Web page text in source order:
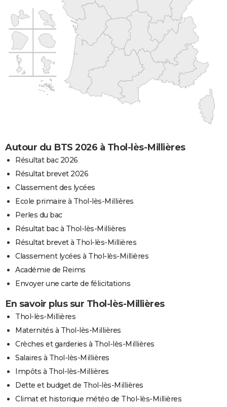
Autour du BTS 2026 à Thol-lès-Millières
Résultat bac 2026
Résultat brevet 2026
Classement des lycées
Ecole primaire à Thol-lès-Millières
Perles du bac
Résultat bac à Thol-lès-Millières
Résultat brevet à Thol-lès-Millières
Classement lycées à Thol-lès-Millières
Académie de Reims
Envoyer une carte de félicitations
En savoir plus sur Thol-lès-Millières
Thol-lès-Millières
Maternités à Thol-lès-Millières
Crèches et garderies à Thol-lès-Millières
Salaires à Thol-lès-Millières
Impôts à Thol-lès-Millières
Dette et budget de Thol-lès-Millières
Climat et historique météo de Thol-lès-Millières